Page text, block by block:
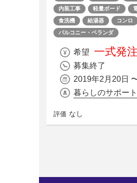
内装工事
軽量ボード
食洗機
給湯器 コンロ
バルコニー・ベランダ
希望 一式発
募集終了
2019年2月20日
暮らしのサポート
評価 なし